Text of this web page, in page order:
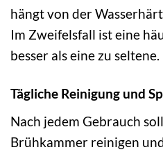
hängt von der
Im Zweifelsfall ist eine
besser als eine zu seltene.
Tägliche Reinigung und
Nach jedem Gebrauch
Brühkammer reinigen